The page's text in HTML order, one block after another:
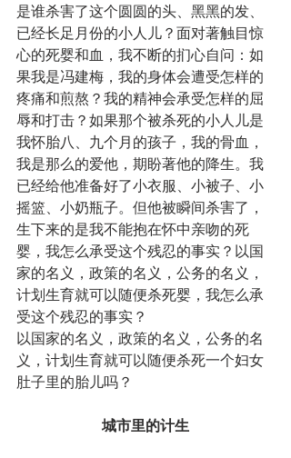
是谁杀害了这个圆圆的头、黑黑的发、
已经长足月份的小人儿？面对著触目惊
心的死婴和血，我不断的扪心自问：如
果我是冯建梅，我的身体会遭受怎样的
疼痛和煎熬？我的精神会承受怎样的屈
辱和打击？如果那个被杀死的小人儿是
我怀胎八、九个月的孩子，我的骨血，
我是那么的爱他，期盼著他的降生。我
已经给他准备好了小衣服、小被子、小
摇篮、小奶瓶子。但他被瞬间杀害了，
生下来的是我不能抱在怀中亲吻的死
婴，我怎么承受这个残忍的事实？以国
家的名义，政策的名义，公务的名义，
计划生育就可以随便杀死婴，我怎么承
受这个残忍的事实？
以国家的名义，政策的名义，公务的名
义，计划生育就可以随便杀死一个妇女
肚子里的胎儿吗？
城市里的计生